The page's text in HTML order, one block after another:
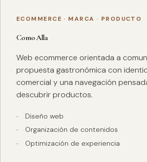
ECOMMERCE · MARCA · PRODUCTO
Como Alla
Web ecommerce orientada a
propuesta gastronómica con
comercial y una navegación
descubrir productos.
Diseño web
Organización de contenidos
Optimización de experiencia